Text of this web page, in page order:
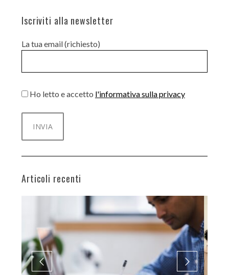
Iscriviti alla newsletter
La tua email (richiesto)
Ho letto e accetto l'informativa sulla privacy
Articoli recenti